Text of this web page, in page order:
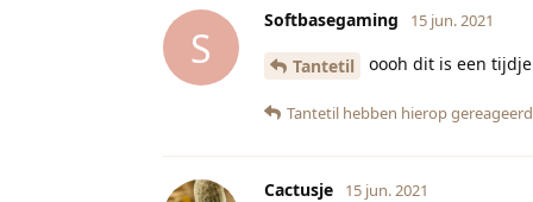
S
Softbasegaming 15 jun. 2021
Tantetil oooh dit is een
Tantetil hebben hierop
Cactusje 15 jun. 2021